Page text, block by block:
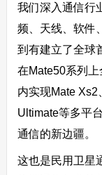
我们深入通信行
频、天线、软件
到有建立了全球
在Mate50系列
内实现Mate Xs2
Ultimate等多平
通信的新边疆。
这也是民用卫星